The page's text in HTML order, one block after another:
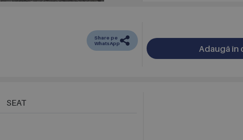
Share pe
WhatsApp
Adaugă în
SEAT